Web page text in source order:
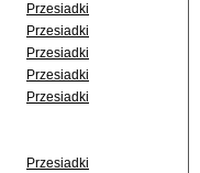
Przesiadki
Przesiadki
Przesiadki
Przesiadki
Przesiadki
Przesiadki